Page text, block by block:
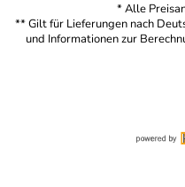
* Alle
** Gilt für Lieferungen nach
und Informationen zur